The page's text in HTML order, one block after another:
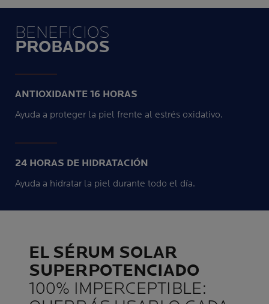
BENEFICIOS
PROBADOS
ANTIOXIDANTE 16 HORAS
Ayuda a proteger la piel frente al estrés oxidativo.
24 HORAS DE HIDRATACIÓN
Ayuda a hidratar la piel durante todo el día.
EL SÉRUM SOLAR
SUPERPOTENCIADO
100% IMPERCEPTIBLE: